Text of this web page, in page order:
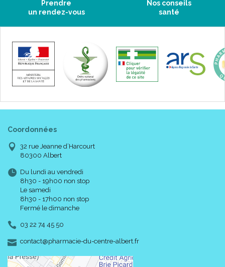
Prendre
un rendez-vous
Nos conseils
santé
Coordonnées
32 rue Jeanne d’Harcourt
80300 Albert
Du lundi au vendredi
8h30 - 19h00 non stop
Le samedi
8h30 - 17h00 non stop
Fermé le dimanche
03 22 74 45 50
contact-
@-
pharmacie-du-centre-albert.fr